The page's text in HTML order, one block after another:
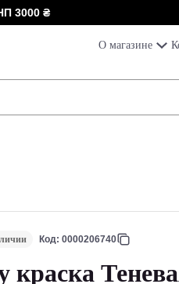
3000 ₴
О магазине
Код: 0000206740
краска